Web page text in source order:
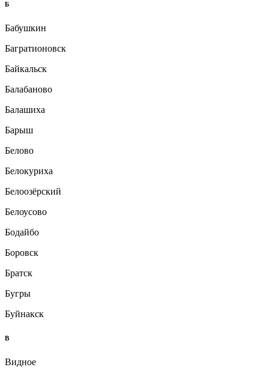
Б
Бабушкин
Багратионовск
Байкальск
Балабаново
Балашиха
Барыш
Белово
Белокуриха
Белоозёрский
Белоусово
Бодайбо
Боровск
Братск
Бугры
Буйнакск
В
Видное